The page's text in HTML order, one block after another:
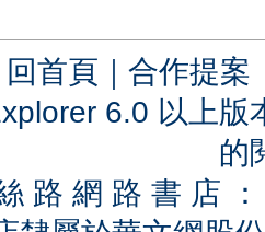
回首頁 ｜ 合作提案
6.0 以上
的
路 網 路 書 店